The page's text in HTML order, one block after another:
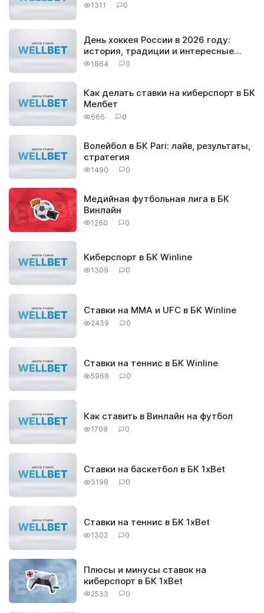
1311 0
1864 0
День хоккея России в 2026 году:
история, традиции и интересные
факты
666 0
Как делать ставки на киберспорт в БК
Мелбет
1490 0
Волейбол в БК Pari: лайв, результаты,
стратегия
1260 0
Медийная футбольная лига в БК
Винлайн
1309 0
Киберспорт в БК Winline
2439 0
Ставки на ММА и UFC в БК Winline
5968 0
Ставки на теннис в БК Winline
1708 0
Как ставить в Винлайн на футбол
3198 0
Ставки на баскетбол в БК 1xBet
1302 0
Ставки на теннис в БК 1xBet
2533 0
Плюсы и минусы ставок на
киберспорт в БК 1xBet